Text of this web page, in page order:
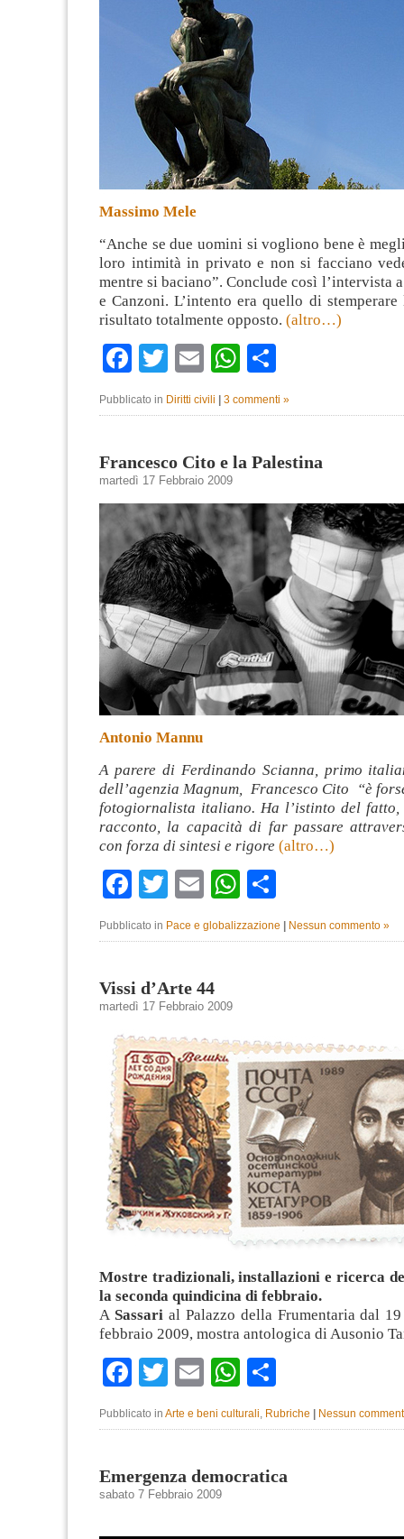
Massimo Mele
“Anche se due uomini si vogliono bene è
loro intimità in privato e non si facciano
mentre si baciano”. Conclude così l’intervista
e Canzoni. L’intento era quello di
risultato totalmente opposto. (altro…)
Facebook
TwitterEmailWhatsApp
Pubblicato in Diritti civili 3 commenti »
Francesco Cito e la Palestina
martedì 17 Febbraio 2009
Antonio Mannu
A parere di Ferdinando Scianna, primo
dell’agenzia Magnum, Francesco Cito “è
fotogiornalista italiano. Ha l’istinto del fatto,
racconto, la capacità di far passare
con forza di sintesi e rigore (altro…)
Facebook
TwitterEmailWhatsApp
Pubblicato in Pace e globalizzazione Nessun commento »
Vissi d’Arte 44
martedì 17 Febbraio 2009
Mostre tradizionali, installazioni e ricerca
la seconda quindicina di febbraio.
A Sassarial Palazzo della Frumentaria dal
febbraio 2009, mostra antologica di Ausonio
Facebook
TwitterEmailWhatsApp
Pubblicato in Arte e beni culturali, Rubriche Nessun
Emergenza democratica
sabato 7 Febbraio 2009